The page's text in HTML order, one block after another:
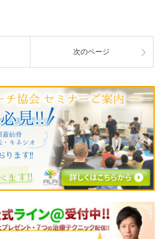
次のページ